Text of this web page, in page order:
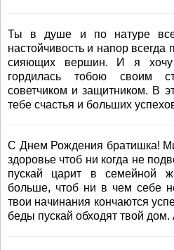
Ты в душе и по натуре
настойчивость и напор всегда
сияющих вершин. И я хочу
гордилась тобою своим
советчиком и защитником. В
тебе счастья и больших
С Днем Рождения братишка!
здоровье чтоб ни когда не
пускай царит в семейной
больше, чтоб ни в чем себе
твои начинания кончаются
беды пускай обходят твой